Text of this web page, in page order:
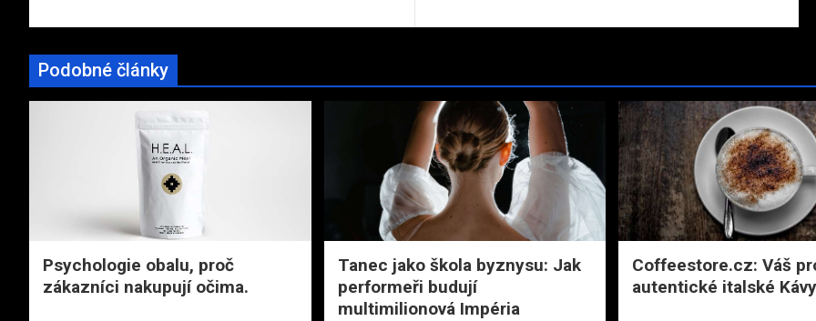
příspěvek
Podobné články
Psychologie obalu, proč
zákazníci nakupují očima.
Tanec jako škola byznysu: Jak
performeři budují
multimilionová Impéria
Coffeestore.cz: Váš
autentické italské Kávy